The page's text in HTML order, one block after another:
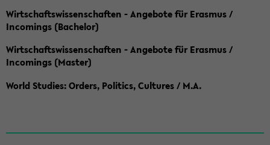
Wirtschaftswissenschaften - Angebote für Erasmus /
Incomings (Bachelor)
Wirtschaftswissenschaften - Angebote für Erasmus /
Incomings (Master)
World Studies: Orders, Politics, Cultures / M.A.